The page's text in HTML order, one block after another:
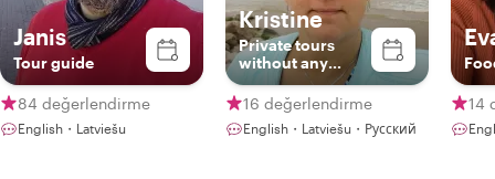
Janis
Tour guide
84 değerlendirme
English・Latviešu
Kristine
Private tours
without any
haste
16 değerlendirme
English・Latviešu・Русский
14